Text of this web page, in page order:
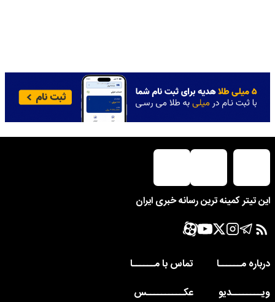
این تیتر کمینه ترین رسانه خبری ایران
درباره مــــــا
تماس با مــــــا
ویــــــــدیو
عکــــــــــس